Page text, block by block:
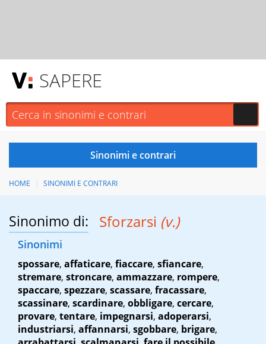
SAPERE
HOME SINONIMI E CONTRARI
Sinonimo di: Sforzarsi (v.)
Sinonimi
spossare, affaticare, fiaccare, sfiancare,
stremare, stroncare, ammazzare, rompere,
spaccare, spezzare, scassare, fracassare,
scassinare, scardinare, obbligare, cercare,
provare, tentare, impegnarsi, adoperarsi,
industriarsi, affannarsi, sgobbare, brigare,